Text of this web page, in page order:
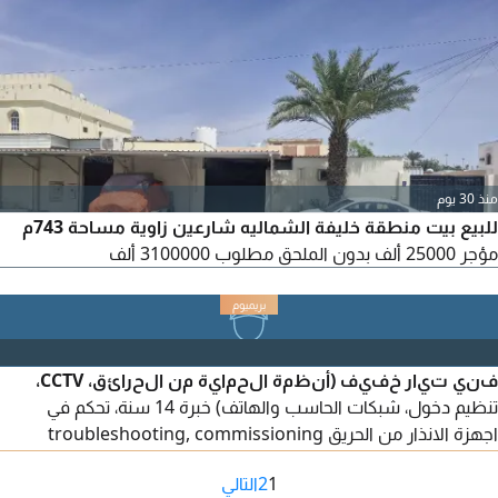
منذ 30 يوم
للبيع بيت منطقة خليفة الشماليه شارعين زاوية مساحة 743م
مؤجر 25000 ألف بدون الملحق مطلوب 3100000 ألف
فني تيار خفيف (أنظمة الحماية من الحرائق، CCTV،
تنظيم دخول، شبكات الحاسب والهاتف) خبرة 14 سنة، تحكم في
اجهزة الانذار من الحريق troubleshooting, commissioning
1
2التالي